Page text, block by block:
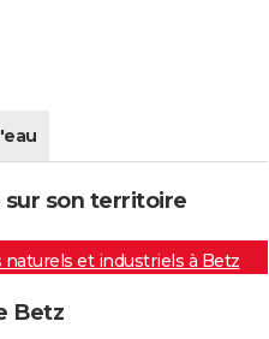
sur son territoire
naturels et industriels à Betz
Betz